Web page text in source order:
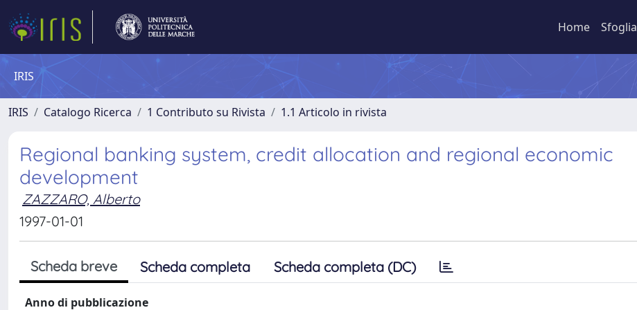
Home Sfoglia
IRIS
IRIS Catalogo Ricerca 1 Contributo su Rivista 1.1 Articolo in rivista
Regional banking system, credit allocation and regional economic
development
ZAZZARO, Alberto
1997-01-01
Scheda breve Scheda completa Scheda completa (DC)
Anno di pubblicazione